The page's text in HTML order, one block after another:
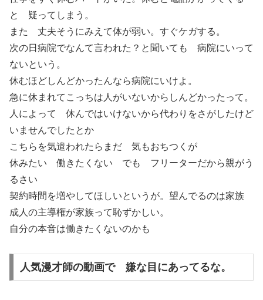
と 疑ってしまう。
また 丈夫そうにみえて体が弱い。すぐケガする。
次の日病院でなんて言われた？と聞いても 病院にいって
ないという。
休むほどしんどかったんなら病院にいけよ。
急に休まれてこっちは人がいないからしんどかったって。
人によって 休んではいけないから代わりをさがしたけど
いませんでしたとか
こちらを気遣われたらまだ 気もおちつくが
休みたい 働きたくない でも フリーターだから親がう
るさい
契約時間を増やしてほしいというが。望んでるのは家族
成人の主導権が家族って恥ずかしい。
自分の本音は働きたくないのかも
人気漫才師の動画で 嫌な目にあってるな。